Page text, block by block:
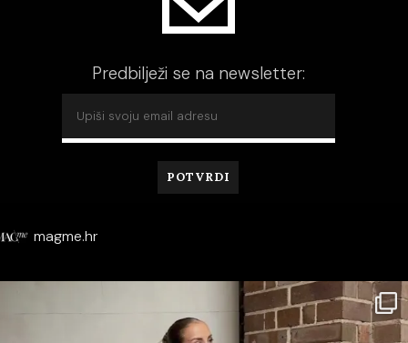
Predbilježi se na newsletter:
magme.hr